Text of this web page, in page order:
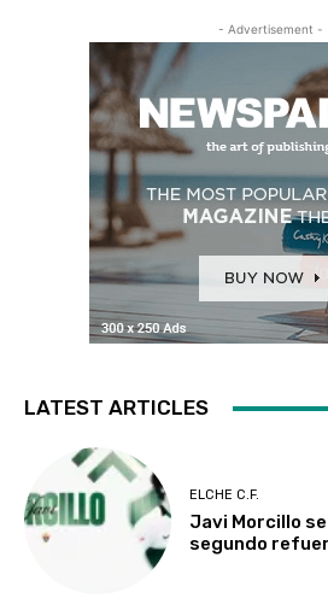
- Advertisement -
LATEST ARTICLES
ELCHE C.F.
Javi Morcillo
segundo